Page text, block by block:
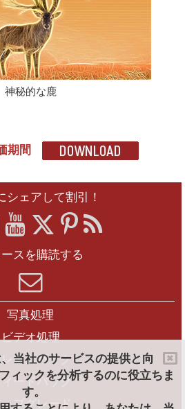
、当社のサービスの提供と向
ィックを分析するのに役立ちま
す。
神秘的な鹿
期間
シェアして割引！
スを購読する
写真処理
ビデオ処理
ームパック
ードバック
プグレード